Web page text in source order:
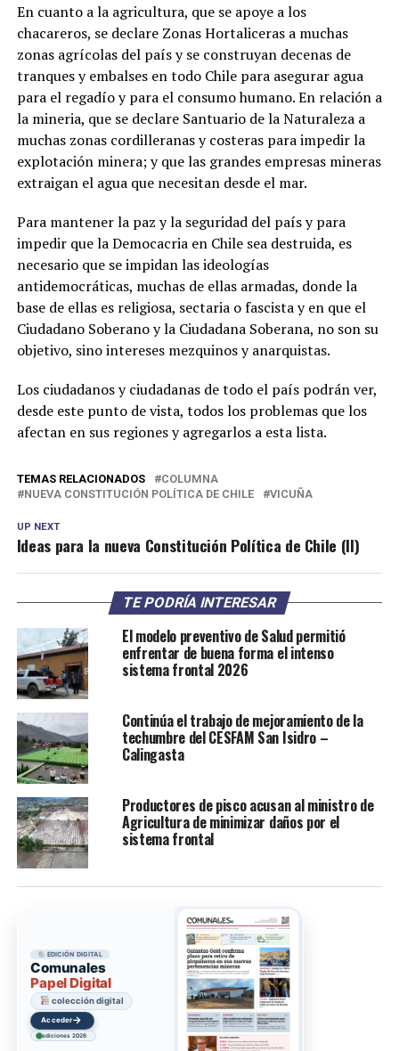
En cuanto a la agricultura, que se apoye a los
chacareros, se declare Zonas Hortaliceras a muchas
zonas agrícolas del país y se construyan decenas de
tranques y embalses en todo Chile para asegurar agua
para el regadío y para el consumo humano. En relación a
la mineria, que se declare Santuario de la Naturaleza a
muchas zonas cordilleranas y costeras para impedir la
explotación minera; y que las grandes empresas mineras
extraigan el agua que necesitan desde el mar.
Para mantener la paz y la seguridad del país y para
impedir que la Democacria en Chile sea destruida, es
necesario que se impidan las ideologías
antidemocráticas, muchas de ellas armadas, donde la
base de ellas es religiosa, sectaria o fascista y en que el
Ciudadano Soberano y la Ciudadana Soberana, no son su
objetivo, sino intereses mezquinos y anarquistas.
Los ciudadanos y ciudadanas de todo el país podrán ver,
desde este punto de vista, todos los problemas que los
afectan en sus regiones y agregarlos a esta lista.
TEMAS RELACIONADOS
COLUMNA
NUEVA CONSTITUCIÓN POLÍTICA DE CHILE
VICUÑA
UP NEXT
Ideas para la nueva Constitución Política de Chile (II)
TE PODRÍA INTERESAR
El modelo preventivo de Salud permitió
enfrentar de buena forma el intenso
sistema frontal 2026
Continúa el trabajo de mejoramiento de la
techumbre del CESFAM San Isidro –
Calingasta
Productores de pisco acusan al ministro de
Agricultura de minimizar daños por el
sistema frontal
EDICIÓN DIGITAL
Comunales
Papel Digital
colección digital
Acceder→
ediciones 2026